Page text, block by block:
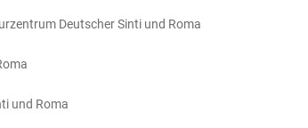
Deutscher Sinti und Roma
und Roma